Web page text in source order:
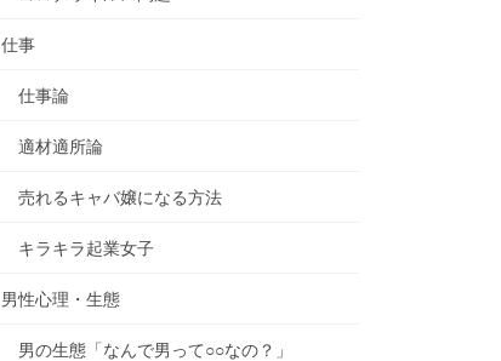
仕事
仕事論
適材適所論
売れるキャバ嬢になる方法
キラキラ起業女子
男性心理・生態
男の生態「なんで男って○○なの？」